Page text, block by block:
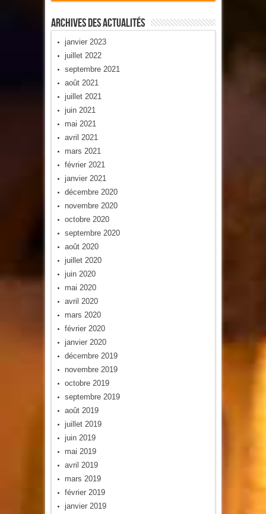
Archives Des Actualités
janvier 2023
juillet 2022
septembre 2021
août 2021
juillet 2021
juin 2021
mai 2021
avril 2021
mars 2021
février 2021
janvier 2021
décembre 2020
novembre 2020
octobre 2020
septembre 2020
août 2020
juillet 2020
juin 2020
mai 2020
avril 2020
mars 2020
février 2020
janvier 2020
décembre 2019
novembre 2019
octobre 2019
septembre 2019
août 2019
juillet 2019
juin 2019
mai 2019
avril 2019
mars 2019
février 2019
janvier 2019